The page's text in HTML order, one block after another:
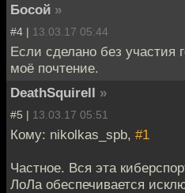
Босой »
#4 | 13.03.17 05:44
Если сделано без участия
моё почтение.
DeathSquirell »
#5 | 13.03.17 05:51
Кому: nikolkas_spb, #1
Частное. Вся эта
ЛоЛа обеспечивается